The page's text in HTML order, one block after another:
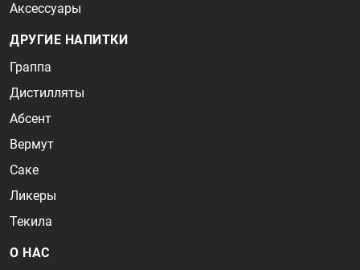
Аксессуары
ДРУГИЕ НАПИТКИ
Граппа
Дистилляты
Абсент
Вермут
Саке
Ликеры
Текила
О НАС